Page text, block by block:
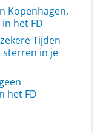
Kopenhagen,
het FD
Tijden
sterren in je
het FD